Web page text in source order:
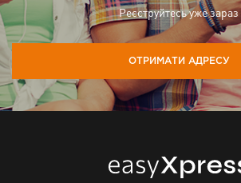
Реєструйтесь уже зараз
ОТРИМАТИ АДРЕСУ